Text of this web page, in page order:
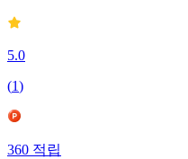
5.0
(1)
360 적립